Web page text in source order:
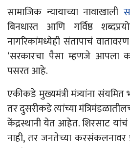
सामाजिक न्यायाच्या नावाखाली
बिनधास्त आणि गर्विष्ठ
नागरिकांमध्येही संतापाचं
‘सरकारचा पैसा म्हणजे आपला
पसरत आहे.
एकीकडे मुख्यमंत्री मंत्र्यांना
तर दुसरीकडे त्यांच्या
केंद्रस्थानी येत आहेत. शिरसाट
नाही, तर जनतेच्या करसंकलनावर